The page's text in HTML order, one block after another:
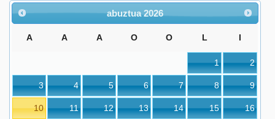
abuztua 2026
A A A O O L I
1 2
3 4 5 6 7 8 9
10 11 12 13 14 15 16